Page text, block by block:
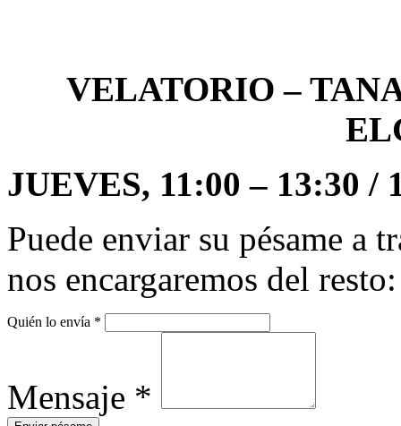
VELATORIO –
JUEVES, 11:00 – 13:30 /
Puede enviar su pésame a
nos encargaremos del resto:
Quién lo envía *
Mensaje *